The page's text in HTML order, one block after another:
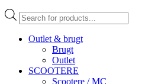
Products
search
Outlet & brugt
Brugt
Outlet
SCOOTERE
Scootere / MC